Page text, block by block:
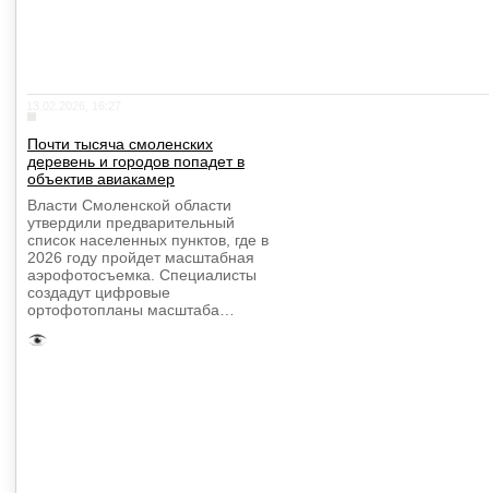
Почти тысяча смоленских
деревень и городов попадет в
объектив авиакамер
Власти Смоленской области
утвердили предварительный
список населенных пунктов, где в
2026 году пройдет масштабная
аэрофотосъемка. Специалисты
создадут цифровые
ортофотопланы масштаба…